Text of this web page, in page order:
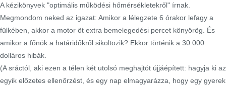
A kézikönyvek "optimális működési hőmérsékletekről" írnak.
Megmondom neked az igazat: Amikor a lélegzete 6 órakor lefagy a
fülkében, akkor a motor öt extra bemelegedési percet könyörög. És
amikor a főnök a határidőkről sikoltozik? Ekkor történik a 30 000
dolláros hibák.
(A sráctól, aki ezen a télen két utolsó meghajtót újjáépített: hagyja ki az
egyik előzetes ellenőrzést, és egy nap elmagyarázza, hogy egy gyerek